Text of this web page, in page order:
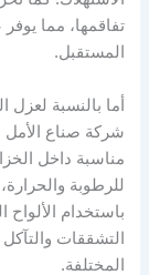
تفاقمها، مما
المستقبل.
أما بالنسبة لعزل
شركة صناع الأمل
مناسبة داخل
للرطوبة
باستخدام
التشققات
المختلفة.